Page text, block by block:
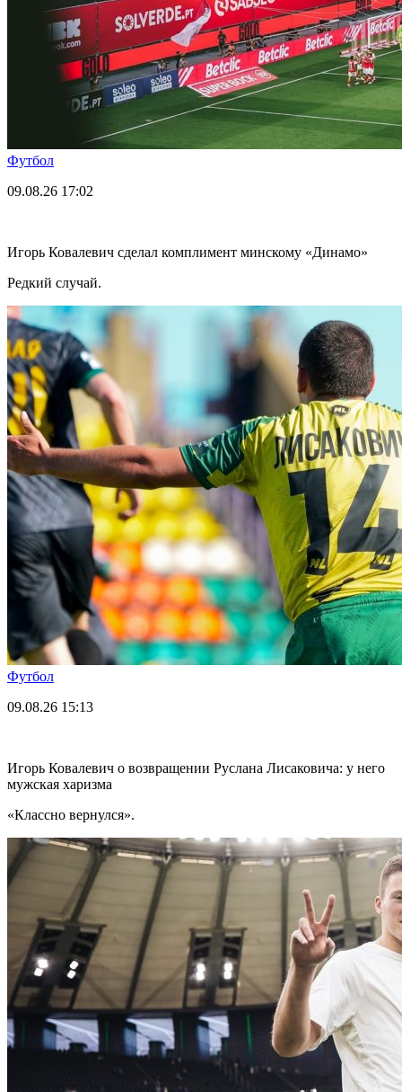
Футбол
09.08.26 17:02
Игорь Ковалевич сделал комплимент минскому «Динамо»
Редкий случай.
Футбол
09.08.26 15:13
Игорь Ковалевич о возвращении Руслана Лисаковича: у него
мужская харизма
«Классно вернулся».